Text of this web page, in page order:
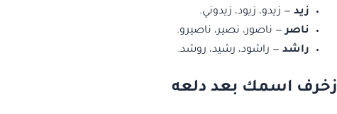
زيد — زيدو، زيود، زيدوني.
ناصر— ناصور، نصير، ناصيرو.
راشد — راشود، رشيد، روشد.
زخرف اسمك بعد دلعه